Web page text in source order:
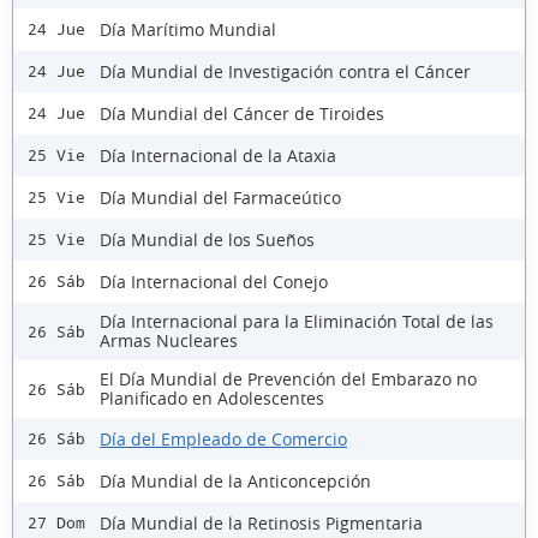
24 Jue Día Marítimo Mundial
24 Jue Día Mundial de Investigación contra el Cáncer
24 Jue Día Mundial del Cáncer de Tiroides
25 Vie Día Internacional de la Ataxia
25 Vie Día Mundial del Farmaceútico
25 Vie Día Mundial de los Sueños
26 Sáb Día Internacional del Conejo
26 Sáb
Día Internacional para la Eliminación Total de las
Armas Nucleares
26 Sáb
El Día Mundial de Prevención del Embarazo no
Planificado en Adolescentes
26 Sáb Día del Empleado de Comercio
26 Sáb Día Mundial de la Anticoncepción
27 Dom Día Mundial de la Retinosis Pigmentaria